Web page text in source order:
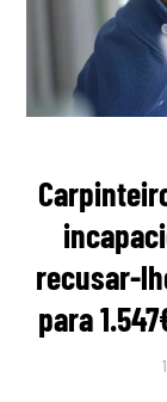
recusar-
para